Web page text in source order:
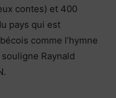
contes) et 400
pays qui est
comme l’hymne
Raynald